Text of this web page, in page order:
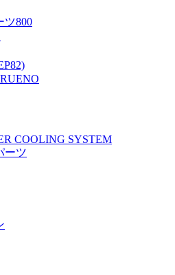
ツ800
COOLING SYSTEM
ーツ